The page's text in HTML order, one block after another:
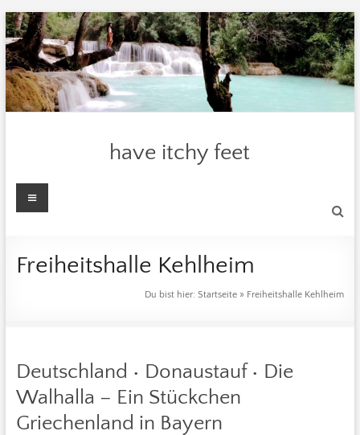
Zum
Inhalt
springen
have itchy feet
Menü
Freiheitshalle Kehlheim
Du bist hier:Startseite » Freiheitshalle Kehlheim
Deutschland • Donaustauf • Die
Walhalla – Ein Stückchen
Griechenland in Bayern